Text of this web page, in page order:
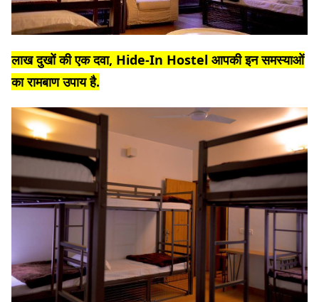
लाख दुखों की एक दवा, Hide-In Hostel आपकी इन समस्याओं
का रामबाण उपाय है.